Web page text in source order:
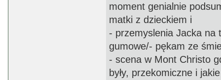
moment genialnie
matki z dzieckiem i
- przemyslenia Jacka na
gumowe/- pękam ze
- scena w Mont Christo
były, przekomiczne i